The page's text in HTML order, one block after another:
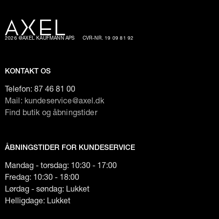
2026 @AXEL KAUFMANN APS CVR-NR. 19 09 81 92
KONTAKT OS
Telefon: 87 46 81 00
Mail: kundeservice@axel.dk
Find butik og åbningstider
ÅBNINGSTIDER FOR KUNDESERVICE
Mandag - torsdag: 10:30 - 17:00
Fredag: 10:30 - 18:00
Lørdag - søndag: Lukket
Helligdage: Lukket